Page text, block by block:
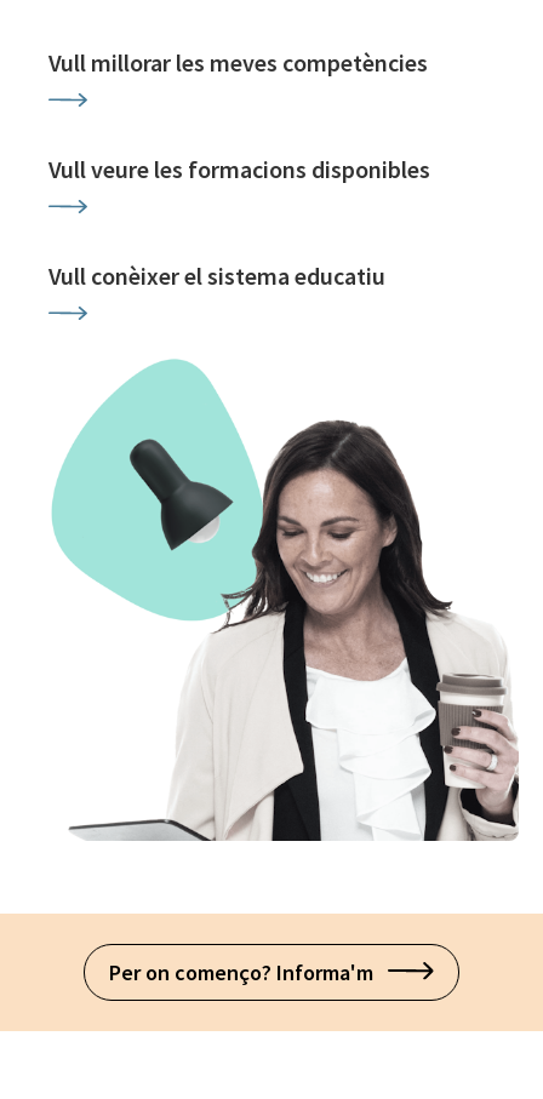
Vull millorar les meves competències
Vull veure les formacions disponibles
Vull conèixer el sistema educatiu
Per on començo? Informa'm